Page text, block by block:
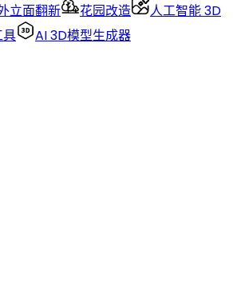
立面翻新 花园改造
人工智能 3D
具 AI 3D模型生成器